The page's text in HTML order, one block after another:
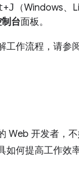
+J
（Windows、
台面板。
工作流程，请参
Web 开发者，
如何提高工作效